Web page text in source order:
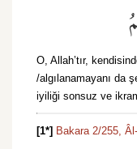
O, Allah’tır,
/algılanamayanı da
iyiliği sonsuz ve
[1*] Bakara 2/255,